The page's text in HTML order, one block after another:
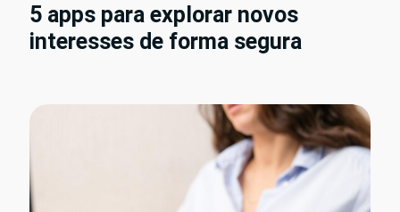
5 apps para explorar novos
interesses de forma segura